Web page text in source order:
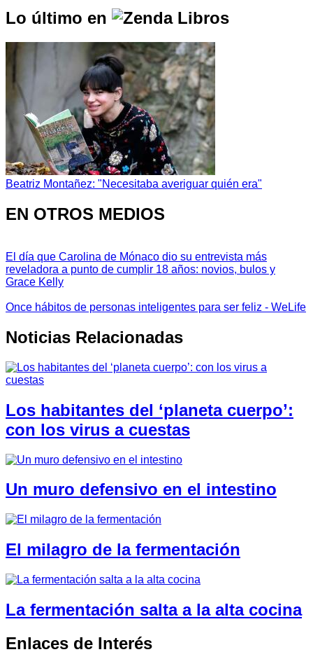
Lo último en
Beatriz Montañez: "Necesitaba averiguar quién era"
EN OTROS MEDIOS
El día que Carolina de Mónaco dio su entrevista más
reveladora a punto de cumplir 18 años: novios, bulos y
Grace Kelly
Once hábitos de personas inteligentes para ser feliz - WeLife
Noticias Relacionadas
Los habitantes del ‘planeta cuerpo’:
con los virus a cuestas
Un muro defensivo en el intestino
El milagro de la fermentación
La fermentación salta a la alta cocina
Enlaces de Interés